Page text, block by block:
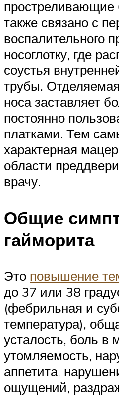
простреливающие
также связано с
воспалительного
носоглотку, где
соустья
трубы.
носа заставляет
постоянно
платками. Тем
характерная
области
врачу.
Общие
гайморита
Это повышение
до 37 или 38
(фебрильная и
температура),
усталость, боль
утомляемость,
аппетита,
ощущений,